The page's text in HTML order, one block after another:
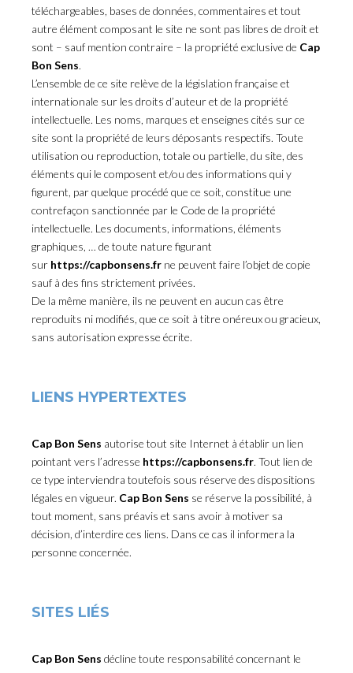
téléchargeables, bases de données, commentaires et tout
autre élément composant le site ne sont pas libres de droit et
sont – sauf mention contraire – la propriété exclusive de Cap
Bon Sens.
L’ensemble de ce site relève de la législation française et
internationale sur les droits d’auteur et de la propriété
intellectuelle. Les noms, marques et enseignes cités sur ce
site sont la propriété de leurs déposants respectifs. Toute
utilisation ou reproduction, totale ou partielle, du site, des
éléments qui le composent et/ou des informations qui y
figurent, par quelque procédé que ce soit, constitue une
contrefaçon sanctionnée par le Code de la propriété
intellectuelle. Les documents, informations, éléments
graphiques, … de toute nature figurant
sur https://capbonsens.fr ne peuvent faire l’objet de copie
sauf à des fins strictement privées.
De la même manière, ils ne peuvent en aucun cas être
reproduits ni modifiés, que ce soit à titre onéreux ou gracieux,
sans autorisation expresse écrite.
LIENS HYPERTEXTES
Cap Bon Sens autorise tout site Internet à établir un lien
pointant vers l’adresse https://capbonsens.fr. Tout lien de
ce type interviendra toutefois sous réserve des dispositions
légales en vigueur. Cap Bon Sens se réserve la possibilité, à
tout moment, sans préavis et sans avoir à motiver sa
décision, d’interdire ces liens. Dans ce cas il informera la
personne concernée.
SITES LIÉS
Cap Bon Sens décline toute responsabilité concernant le